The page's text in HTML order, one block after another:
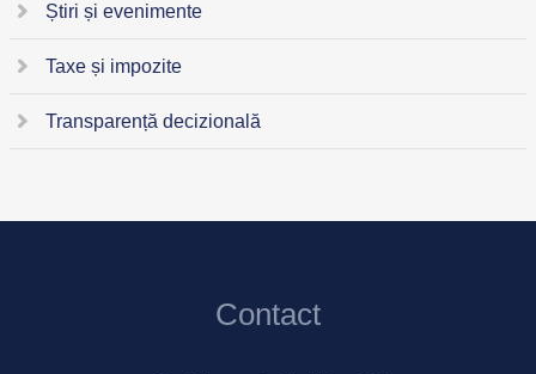
Știri și evenimente
Taxe și impozite
Transparență decizională
Contact